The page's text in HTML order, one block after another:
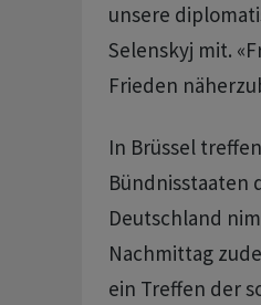
unsere
Selenskyj mit.
Frieden
In Brüssel
Bündnisstaaten
Deutschland
Nachmittag
ein Treffen der